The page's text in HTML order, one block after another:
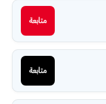
متابعة
متابعة